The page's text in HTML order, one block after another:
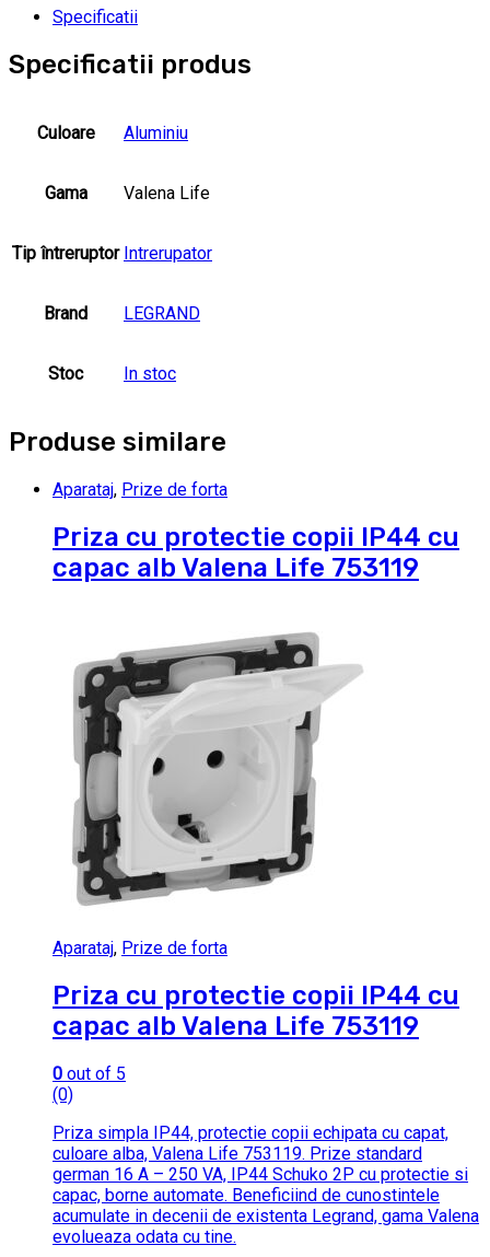
Specificatii
Specificatii produs
Culoare Aluminiu
Gama Valena Life
Tip întreruptor Intrerupator
Brand LEGRAND
Stoc In stoc
Produse similare
Aparataj, Prize de forta
Priza cu protectie copii IP44 cu
capac alb Valena Life 753119
Aparataj, Prize de forta
Priza cu protectie copii IP44 cu
capac alb Valena Life 753119
0 out of 5
(0)
Priza simpla IP44, protectie copii echipata cu capat,
culoare alba, Valena Life 753119. Prize standard
german 16 A – 250 VA, IP44 Schuko 2P cu protectie si
capac, borne automate. Beneficiind de cunostintele
acumulate in decenii de existenta Legrand, gama Valena
evolueaza odata cu tine.